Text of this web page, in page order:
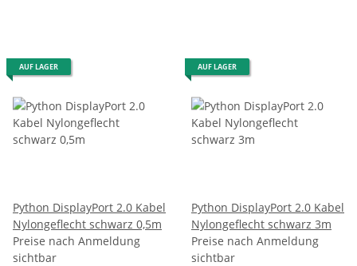
AUF LAGER
Python DisplayPort 2.0 Kabel
Nylongeflecht schwarz 0,5m
Preise nach Anmeldung
sichtbar
AUF LAGER
Python DisplayPort 2.0 Kabel
Nylongeflecht schwarz 3m
Preise nach Anmeldung
sichtbar